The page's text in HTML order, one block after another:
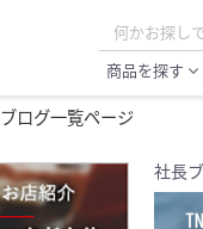
商品を探す expand_more
ブログ一覧ページ
社長